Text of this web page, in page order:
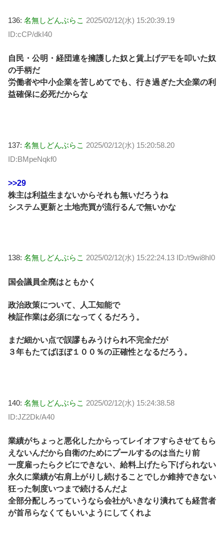
136: 名無しどんぶらこ 2025/02/12(水) 15:20:39.19
ID:cCP/dkI40
自民・公明・経団連を擁護した奴と賃上げデモを叩いた奴
の手柄だ
労働者や中小企業を苦しめてでも、行き過ぎた大企業の利
益確保に必死だからな
137: 名無しどんぶらこ 2025/02/12(水) 15:20:58.20
ID:BMpeNqkf0
>>29
株主は利益生まないからそれも無いだろうね
システム更新と土地売買が流行るんで無いかな
138: 名無しどんぶらこ 2025/02/12(水) 15:22:24.13 ID:/t9wi8hI0
国会議員全廃はともかく
政治政策について、人工知能で
検証作業は必須になってくるだろう。
まだ細かい点で誤謬もみうけられ不完全だが
３年もたてばほぼ１００％の正確性となるだろう。
140: 名無しどんぶらこ 2025/02/12(水) 15:24:38.58
ID:JZ2Dk/A40
業績がちょっと悪化したからってレイオフすらさせてもら
えないんだから自衛のためにプールするのは当たり前
一度雇ったらクビにできない、給料上げたら下げられない
永久に業績が右肩上がりし続けることでしか維持できない
狂った制度いつまで続けるんだよ
全部分配しろっていうなら会社がいきなり潰れても経営者
が首吊らなくてもいいようにしてくれよ